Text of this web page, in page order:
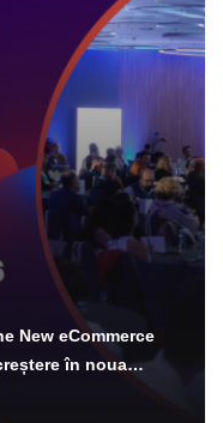
New eCommerce
în noua…